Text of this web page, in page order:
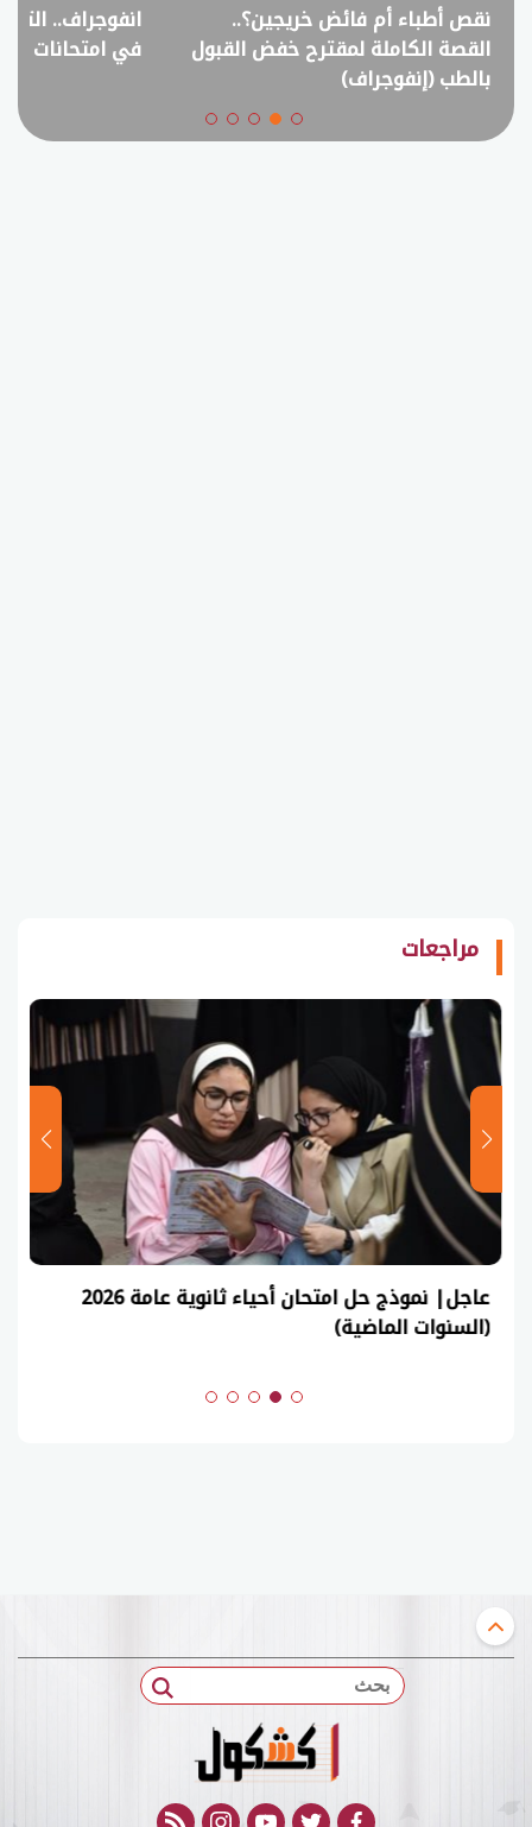
نقص أطباء أم فائض خريجين؟..
القصة الكاملة لمقترح خفض القبول
بالطب (إنفوجراف)
انفوجراف..
في امتحانات
مراجعات
عاجل| نموذج حل امتحان أحياء ثانوية عامة 2026
(السنوات الماضية)
بحث